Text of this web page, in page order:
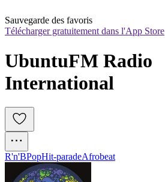
Sauvegarde des favoris
Télécharger gratuitement dans l'App Store
UbuntuFM Radio
International
R'n'BPopHit-paradeAfrobeat